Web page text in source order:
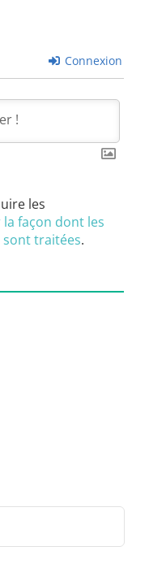
Connexion
les
façon dont les
sont traitées.